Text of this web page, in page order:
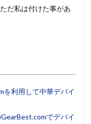
だ私は付けた事があ
を利用して中華デバイ
でデバイ